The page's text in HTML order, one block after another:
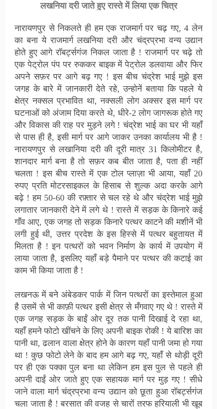
लखनिया दरीजाते हुए रास्ते में लिया एक चित्र
नारायणपुर से निकलते ही हम एक राजमार्ग पर चढ़ गए, 4 लेन
का बना ये राजमार्ग लखनिया दरी और चंद्रप्रभा वन्य उद्यान
होते हुए आगे रॉबर्ट्सगंज निकल जाता है ! राजमार्ग पर चढ़े तो
एक पेट्रोल पंप पर रुककर बाइक में पेट्रोल डलवाया और फिर
अपने सफ़र पर आगे बढ़ गए ! इस बीच चंद्रेश भाई मुझे इस
जगह के बारे में जानकारी देते रहे, उन्होनें बताया कि पहले ये
क्षेत्र नक्सल प्रभावित था, नक्सली लोग अक्सर इस मार्ग पर
घटनाओं को अंजाम दिया करते थे, धीरे-2 लोग जागरूक होते गए
और विकास की राह पर मुड़ने लगे ! चंद्रेश भाई का घर भी यहाँ
से पास ही है, इसी मार्ग पर आगे जाकर उनका कार्यालय भी है !
नारायणपुर से लखानिया दरी की दूरी मात्र 31 किलोमीटर है,
शानदार मार्ग बना है तो सफ़र कब बीत जाता है, पता ही नहीं
चलता ! इस बीच रास्ते में एक टोल प्लाज़ा भी आया, यहाँ 20
रुपए प्रति मोटरसाइकल के हिसाब से शुल्क अदा करके आगे
बढ़े ! हम 50-60 की रफ़्तार से चल रहे थे और चंद्रेश भाई मुझे
लगातार जानकारी देने में लगे थे ! रास्ते में सड़क के किनारे कई
गाँव आए, एक जगह तो सड़क किनारे पत्थर काटने की मशीनें भी
लगी हुई थी, उत्तर प्रदेश के इस हिस्से में पत्थर बहुतायत में
मिलता है ! इन पत्थरों को भवन निर्माण के कार्य में उपयोग में
लाया जाता है, इसलिए यहाँ बड़े पैमाने पर पत्थर की कटाई का
काम भी किया जाता है !
लखनऊ में बने अंबेडकर पार्क में जिन पत्थरों का इस्तेमाल हुआ
है उसमें से भी काफ़ी पत्थर इसी क्षेत्र से मँगवाए गए थे ! रास्ते में
एक जगह सड़क के बाईं ओर दूर तक पानी दिखाई दे रहा था,
यहाँ हमने फोटो खींचने के लिए अपनी बाइक रोकी ! ये बारिश का
पानी था, ढलान वाला क्षेत्र होने के कारण यहाँ पानी जमा हो गया
था ! कुछ फोटो लेने के बाद हम आगे बढ़ गए, यहाँ से थोड़ी दूरी
पर ही एक पक्का पुल बना था लेकिन हम इस पुल से पहले ही
अपनी दाईं ओर जाते हुए एक सहायक मार्ग पर मुड़ गए ! सीधे
जाने वाला मार्ग चंद्रप्रभा वन्य उद्यान को छूता हुआ रॉबर्ट्सगंज
चला जाता है ! बरसात की वजह से चारों तरफ हरियाली भी खूब